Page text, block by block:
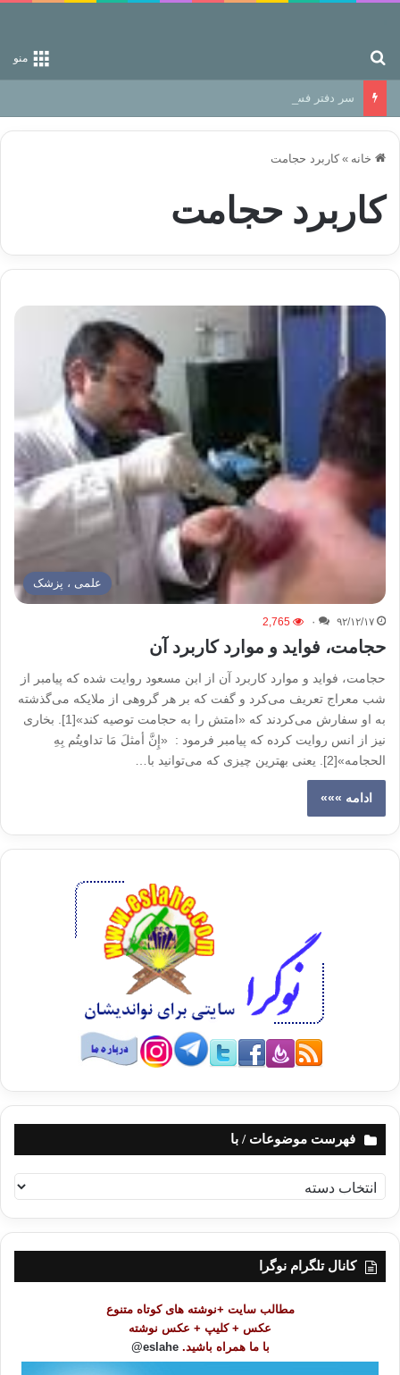
منو
سر دفتر فساد در زمین‌، دوری وکناره‌گیری از راه خداست‌!
خانه » کاربرد حجامت
کاربرد حجامت
علمی ، پزشک
۹۲/۱۲/۱۷ ۰ 2,765
حجامت، فواید و موارد کاربرد آن
حجامت، فواید و موارد کاربرد آن از ابن مسعود روایت شده که پیامبر از
شب معراج تعریف می‌کرد و گفت که بر هر گروهی از ملایکه می‌گذشته
به او سفارش می‌کردند که «امتش را به حجامت توصیه کند»[1]. بخاری
نیز از انس روایت کرده که پیامبر فرمود : «إِنَّ أمثلَ مَا تداویتُم بِهِ
الحجامه»[2]. یعنی بهترین چیزی که می‌توانید با…
ادامه »»»
فهرست موضوعات / با
ه
ر
کانال تلگرام نوگرا
مطالب سایت +نوشته های کوتاه متنوع
عکس + کلیپ + عکس نوشته
با ما همراه باشید. eslahe@